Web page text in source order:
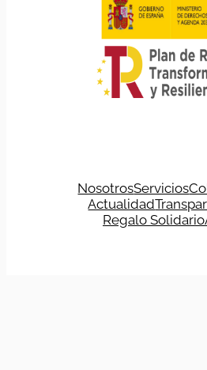
NosotrosServicios
Actualidad
Regalo Solidario